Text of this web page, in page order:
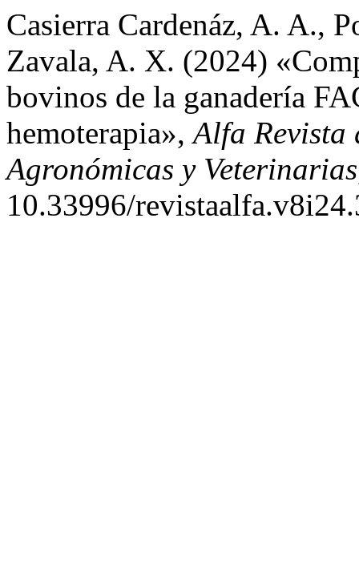
Casierra Cardenáz, A. A.,
Zavala, A. X. (2024)
bovinos de la ganadería
hemoterapia»,Alfa Revista
Agronómicas y Veterinarias
10.33996/